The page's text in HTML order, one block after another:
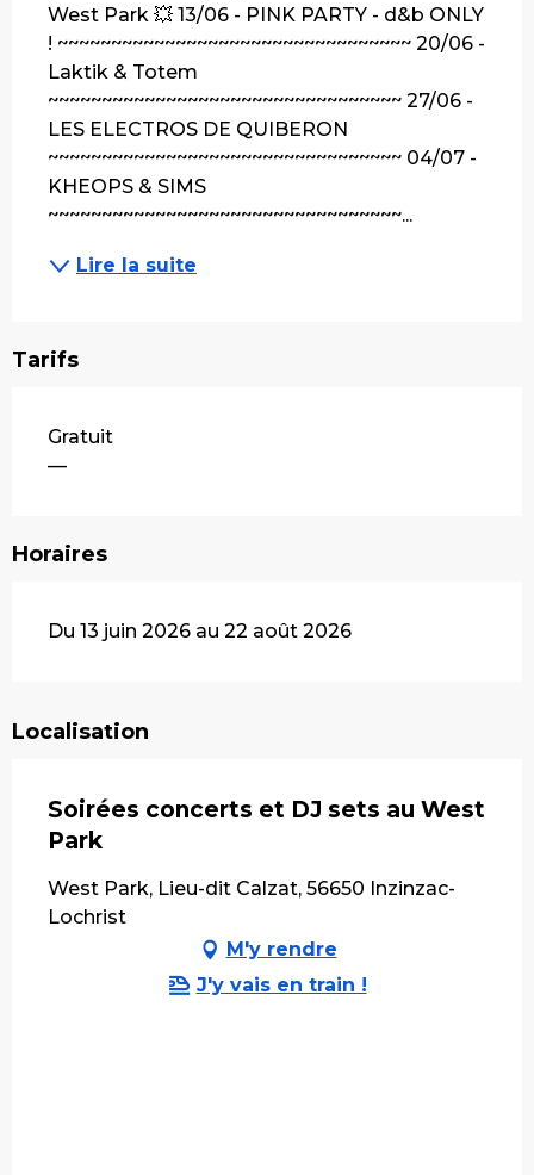
West Park 💥 13/06 - PINK PARTY - d&b ONLY
! ~~~~~~~~~~~~~~~~~~~~~~~~~~~~~~~~~ 20/06 -
Laktik & Totem
~~~~~~~~~~~~~~~~~~~~~~~~~~~~~~~~~ 27/06 -
LES ELECTROS DE QUIBERON
~~~~~~~~~~~~~~~~~~~~~~~~~~~~~~~~~ 04/07 -
KHEOPS & SIMS
~~~~~~~~~~~~~~~~~~~~~~~~~~~~~~~~~...
Lire la suite
Tarifs
Gratuit
—
Horaires
Du 13 juin 2026 au 22 août 2026
Localisation
Soirées concerts et DJ sets au West
Park
West Park, Lieu-dit Calzat, 56650 Inzinzac-
Lochrist
M'y rendre
J'y vais en train !